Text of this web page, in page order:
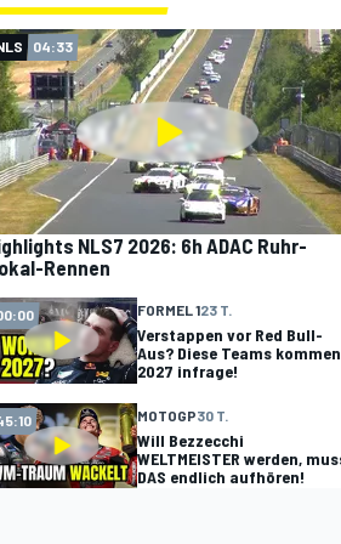
04:33
NLS7 2026: 6h ADAC Ruhr-
Rennen
FORMEL 123 T.
Verstappen vor Red Bull-
Aus? Diese Teams kommen
2027 infrage!
MOTOGP30 T.
Will Bezzecchi
WELTMEISTER werden,
DAS endlich aufhören!